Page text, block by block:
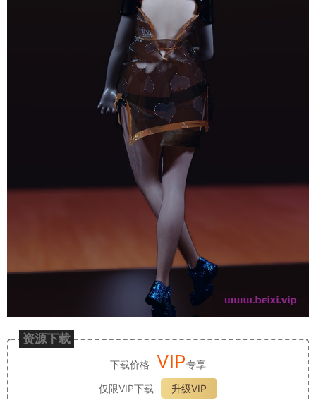
资源下载
下载价格 VIP专享
仅限VIP下载
升级VIP